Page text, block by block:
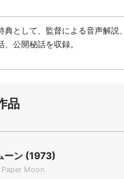
典として、監督による音声解説
、公開秘話を収録。
品
ーン (1973)
Moon